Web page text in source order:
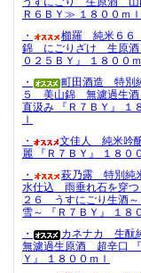
Ｒ６ＢＹ≫ １８００ｍ
・
櫛羅 純米６６
錦 にごりざけ 生原
０２５ＢＹ』 １８００ｍ
・
町田酒造 特別
５ 美山錦 無濾過生
直汲み 『Ｒ７ＢＹ』 １
ｌ
・
文佳人 純米吟
麗 『Ｒ７ＢＹ』 １８０
・
萩乃露 特別
水仕込 雨垂れ石を穿
２６ うすにごり生酒～
雪～ 『Ｒ７ＢＹ』 １８
・
カネナカ 生酛
無濾過生原酒 超辛口 『
Ｙ』 １８００ｍｌ